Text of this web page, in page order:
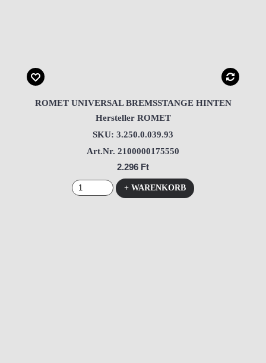
ROMET UNIVERSAL BREMSSTANGE HINTEN
Hersteller ROMET
SKU: 3.250.0.039.93
Art.Nr. 2100000175550
2.296 Ft
+ WARENKORB